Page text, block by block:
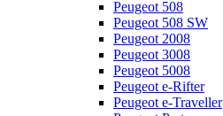
Peugeot 508
Peugeot 508 SW
Peugeot 2008
Peugeot 3008
Peugeot 5008
Peugeot e-Rifter
Peugeot e-Traveller